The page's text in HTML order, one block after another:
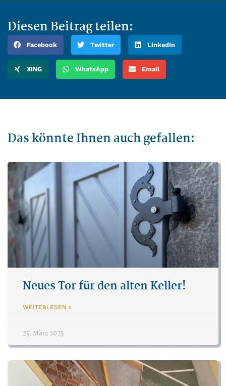
Diesen Beitrag teilen:
Facebook Twitter LinkedIn
XING WhatsApp Email
Das könnte Ihnen auch gefallen:
Neues Tor für den alten Keller!
WEITERLESEN »
25. März 2025